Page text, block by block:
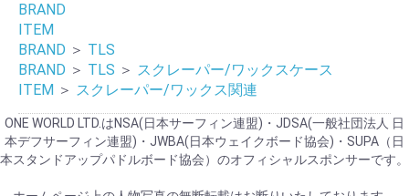
BRAND
ITEM
BRAND ＞ TLS
BRAND ＞ TLS ＞ スクレーパー/ワックスケース
ITEM ＞ スクレーパー/ワックス関連
ONE WORLD LTD.はNSA(日本サーフィン連盟)・JDSA(一般社団法人 日
本デフサーフィン連盟)・JWBA(日本ウェイクボード協会)・SUPA（日
本スタンドアップパドルボード協会）のオフィシャルスポンサーです。